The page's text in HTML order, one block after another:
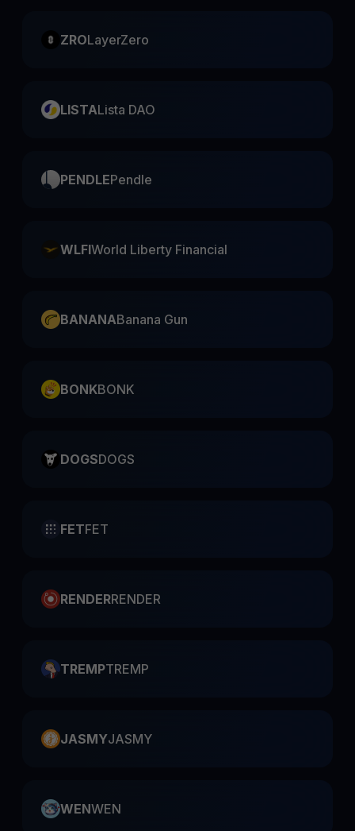
ZROLayerZero
LISTALista DAO
PENDLEPendle
WLFIWorld Liberty Financial
BANANABanana Gun
BONKBONK
DOGSDOGS
FETFET
RENDERRENDER
TREMPTREMP
JASMYJASMY
WENWEN